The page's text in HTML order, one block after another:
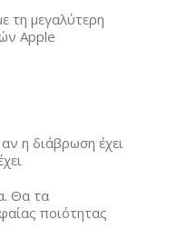
τη μεγαλύτερη
Apple
η διάβρωση έχει
Θα τα
ποιότητας